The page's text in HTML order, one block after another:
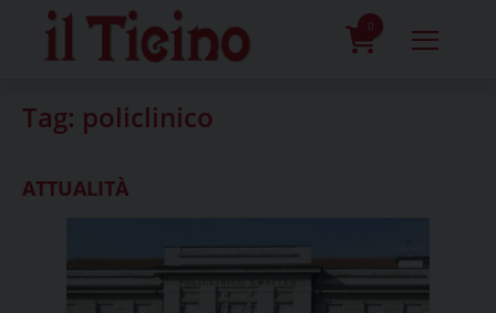
content
0
Tag: policlinico
ATTUALITÀ